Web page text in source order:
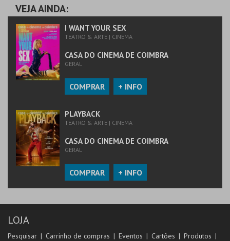
VEJA AINDA:
I WANT YOUR SEX
TEATRO & ARTE | CINEMA
CASA DO CINEMA DE COIMBRA
GERAL
COMPRAR + INFO
PLAYBACK
TEATRO & ARTE | CINEMA
CASA DO CINEMA DE COIMBRA
GERAL
COMPRAR + INFO
LOJA
Pesquisar Carrinho de compras Eventos Cartões
Produtos